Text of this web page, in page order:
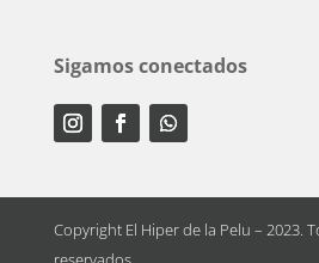
Sigamos conectados
Copyright El Hiper de la Pelu – 2023.